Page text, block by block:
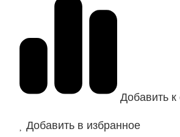
Добавить
Добавить в избранное